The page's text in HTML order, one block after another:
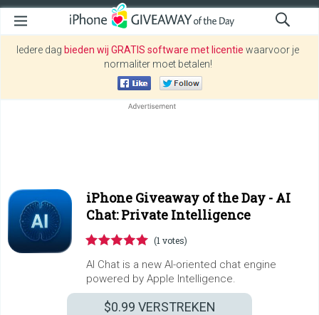
Iedere dag bieden wij GRATIS software met licentie waarvoor je
normaliter moet betalen!
iPhone Giveaway of the Day - AI
Chat: Private Intelligence
(1 votes)
AI Chat is a new AI-oriented chat engine
powered by Apple Intelligence.
$0.99 VERSTREKEN